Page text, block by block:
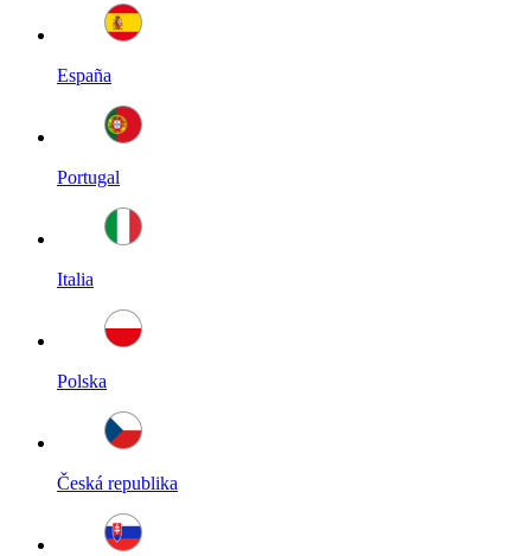
España
Portugal
Italia
Polska
Česká republika